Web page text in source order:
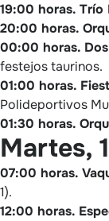
19:00 horas. Trío
20:00 horas.
00:00 horas.
festejos taurinos.
01:00 horas.
Polideportivos
01:30 horas.
Martes,
07:00 horas.
1).
12:00 horas.